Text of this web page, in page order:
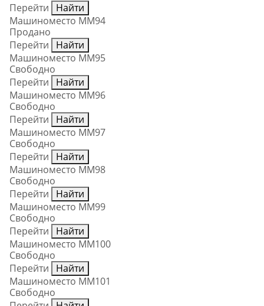
Перейти
Найти
Машиноместо ММ94
Продано
Перейти
Найти
Машиноместо ММ95
Свободно
Перейти
Найти
Машиноместо ММ96
Свободно
Перейти
Найти
Машиноместо ММ97
Свободно
Перейти
Найти
Машиноместо ММ98
Свободно
Перейти
Найти
Машиноместо ММ99
Свободно
Перейти
Найти
Машиноместо ММ100
Свободно
Перейти
Найти
Машиноместо ММ101
Свободно